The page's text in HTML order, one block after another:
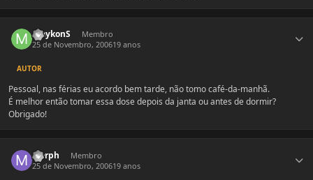
maykonS
Membro
25 de Novembro, 200619 anos
AUTOR
Pessoal, nas férias eu acordo bem tarde, não tomo café-da-manhã.
É melhor então tomar essa dose depois da janta ou antes de dormir?
Obrigado!
Morph
Membro
25 de Novembro, 200619 anos